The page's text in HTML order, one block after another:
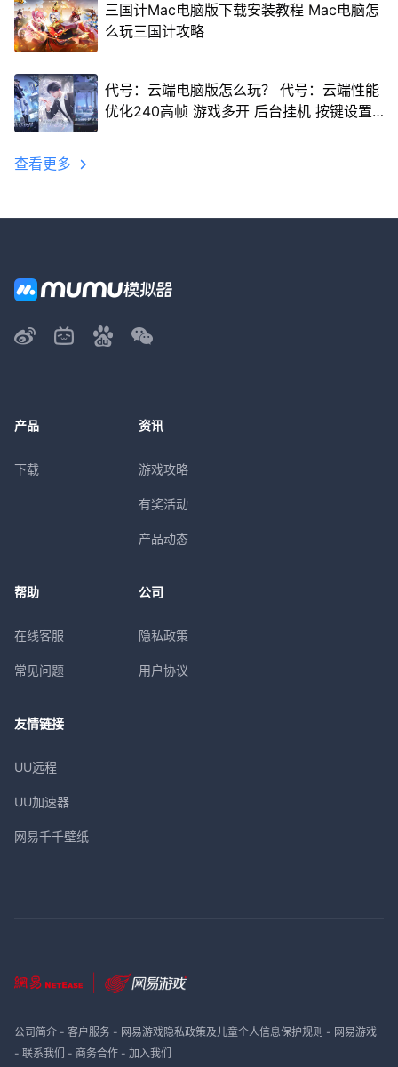
三国计Mac电脑版下载安装教程 Mac电脑怎
么玩三国计攻略
代号：云端电脑版怎么玩？ 代号：云端性能
优化240高帧 游戏多开 后台挂机 按键设置
查看更多
产品
下载
资讯
游戏攻略
有奖活动
产品动态
帮助
在线客服
常见问题
公司
隐私政策
用户协议
友情链接
UU远程
UU加速器
网易千千壁纸
公司简介- 客户服务- 网易游戏隐私政策及儿童个人信息保护规则 - 网易游戏
- 联系我们 - 商务合作- 加入我们